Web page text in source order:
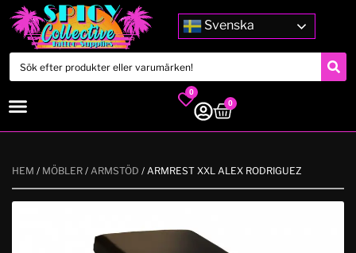
Svenska
0
0
HEM / MÖBLER / ARMSTÖD / ARMREST XXL ALEX RODRIGUEZ